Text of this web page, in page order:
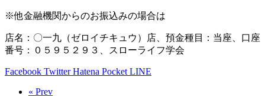
※他金融機関からのお振込みの場合は
店名：〇一九（ゼロイチキュウ）店、預金種目：当座、口座
番号：０５９５２９３、スローライフ学会
Facebook TwitterHatena Pocket LINE
« Prev